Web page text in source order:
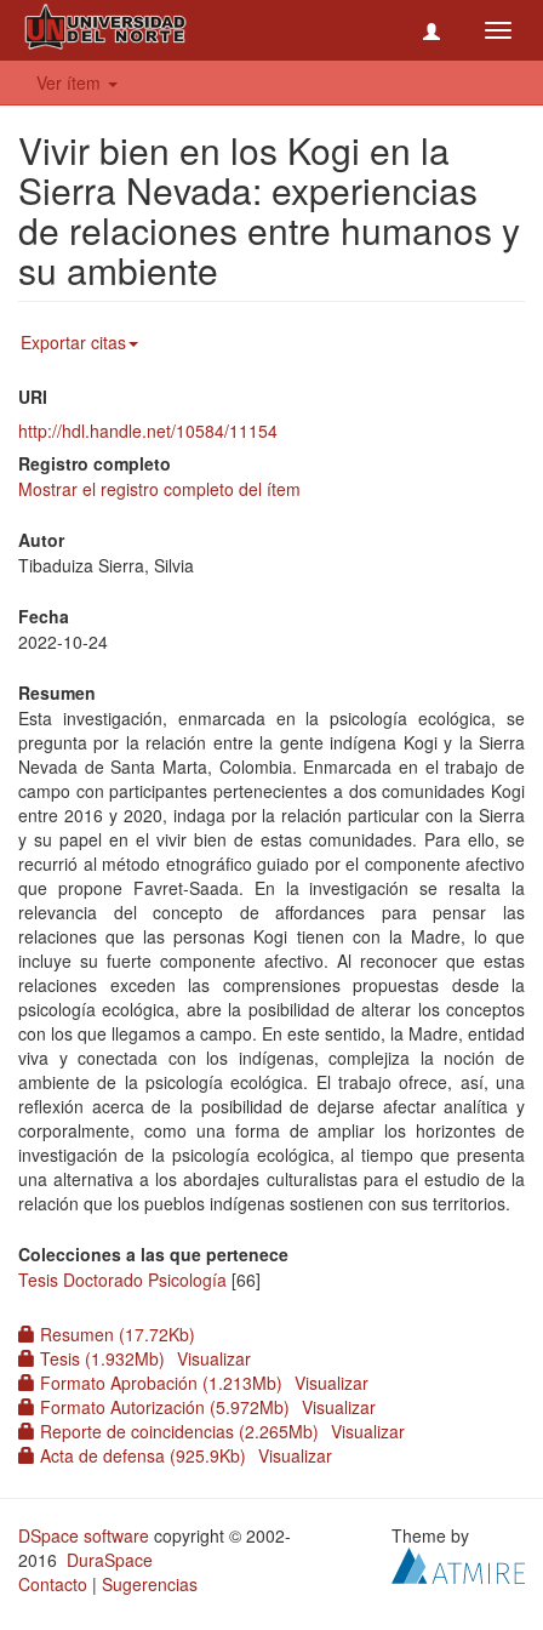
Ver ítem
Vivir bien en los Kogi en la
Sierra Nevada: experiencias
de relaciones entre humanos y
su ambiente
Exportar citas
URI
http://hdl.handle.net/10584/11154
Registro completo
Mostrar el registro completo del ítem
Autor
Tibaduiza Sierra, Silvia
Fecha
2022-10-24
Resumen
Esta investigación, enmarcada en la psicología ecológica, se
pregunta por la relación entre la gente indígena Kogi y la Sierra
Nevada de Santa Marta, Colombia. Enmarcada en el trabajo de
campo con participantes pertenecientes a dos comunidades Kogi
entre 2016 y 2020, indaga por la relación particular con la Sierra
y su papel en el vivir bien de estas comunidades. Para ello, se
recurrió al método etnográfico guiado por el componente afectivo
que propone Favret-Saada. En la investigación se resalta la
relevancia del concepto de affordances para pensar las
relaciones que las personas Kogi tienen con la Madre, lo que
incluye su fuerte componente afectivo. Al reconocer que estas
relaciones exceden las comprensiones propuestas desde la
psicología ecológica, abre la posibilidad de alterar los conceptos
con los que llegamos a campo. En este sentido, la Madre, entidad
viva y conectada con los indígenas, complejiza la noción de
ambiente de la psicología ecológica. El trabajo ofrece, así, una
reflexión acerca de la posibilidad de dejarse afectar analítica y
corporalmente, como una forma de ampliar los horizontes de
investigación de la psicología ecológica, al tiempo que presenta
una alternativa a los abordajes culturalistas para el estudio de la
relación que los pueblos indígenas sostienen con sus territorios.
Colecciones a las que pertenece
Tesis Doctorado Psicología [66]
Resumen (17.72Kb)
Tesis (1.932Mb) Visualizar
Formato Aprobación (1.213Mb) Visualizar
Formato Autorización (5.972Mb) Visualizar
Reporte de coincidencias (2.265Mb) Visualizar
Acta de defensa (925.9Kb) Visualizar
DSpace software copyright © 2002-
2016 DuraSpace
Contacto | Sugerencias
Theme by